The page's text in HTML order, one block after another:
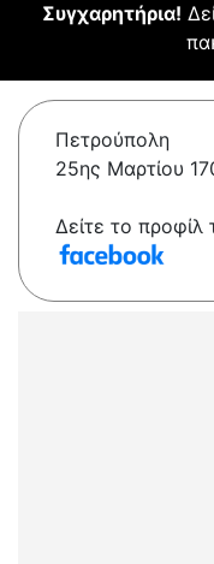
Συγχαρητήρια!
Πετρούπολη
25ης Μαρτίου
Δείτε το προφίλ